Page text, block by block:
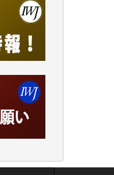
ンツが失
少しでも
T.M.
IWJの危
が病気
のカン
インタビ